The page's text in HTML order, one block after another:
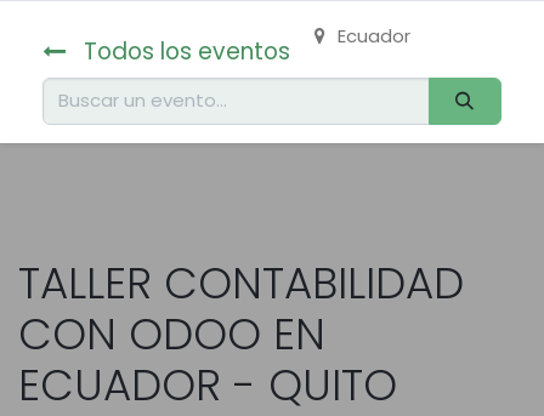
Todos los eventos Ecuador
TALLER CONTABILIDAD
CON ODOO EN
ECUADOR - QUITO